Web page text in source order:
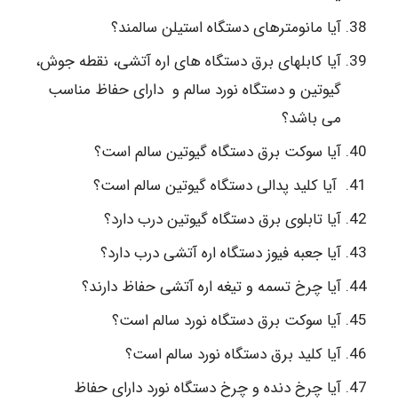
آیا مانومترهای دستگاه استیلن سالمند؟
آیا کابلهای برق دستگاه های اره آتشی، نقطه جوش،
گیوتین و دستگاه نورد سالم و دارای حفاظ مناسب
می باشد؟
آیا سوکت برق دستگاه گیوتین سالم است؟
آیا کلید پدالی دستگاه گیوتین سالم است؟
آیا تابلوی برق دستگاه گیوتین درب دارد؟
آیا جعبه فیوز دستگاه اره آتشی درب دارد؟
آیا چرخ تسمه و تیغه اره آتشی حفاظ دارند؟
آیا سوکت برق دستگاه نورد سالم است؟
آیا کلید برق دستگاه نورد سالم است؟
آیا چرخ دنده و چرخ دستگاه نورد دارای حفاظ